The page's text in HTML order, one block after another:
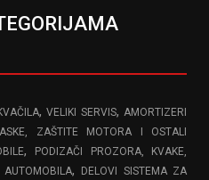
,VELIKI SERVIS,AMORTIZERI
ZAŠTITE MOTORA I OSTALI
,
PODIZAČI PROZORA, KVAKE,
,
DELOVI SISTEMA ZA